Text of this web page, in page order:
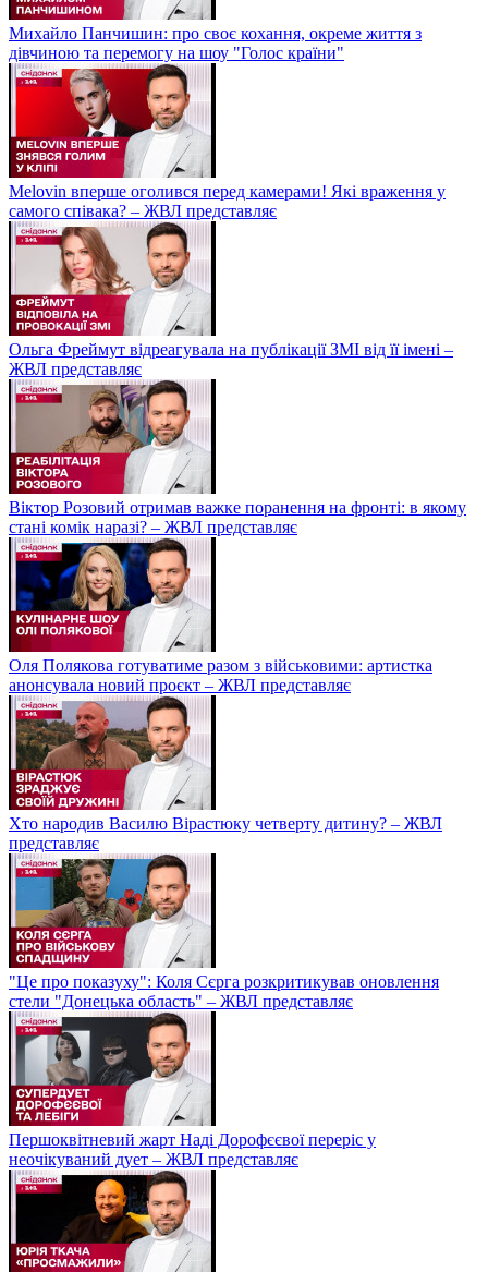
Михайло Панчишин: про своє кохання, окреме життя з
дівчиною та перемогу на шоу "Голос країни"
Melovin вперше оголився перед камерами! Які враження у
самого співака? – ЖВЛ представляє
Ольга Фреймут відреагувала на публікації ЗМІ від її імені –
ЖВЛ представляє
Віктор Розовий отримав важке поранення на фронті: в якому
стані комік наразі? – ЖВЛ представляє
Оля Полякова готуватиме разом з військовими: артистка
анонсувала новий проєкт – ЖВЛ представляє
Хто народив Василю Вірастюку четверту дитину? – ЖВЛ
представляє
"Це про показуху": Коля Сєрга розкритикував оновлення
стели "Донецька область" – ЖВЛ представляє
Першоквітневий жарт Наді Дорофєєвої переріс у
неочікуваний дует – ЖВЛ представляє